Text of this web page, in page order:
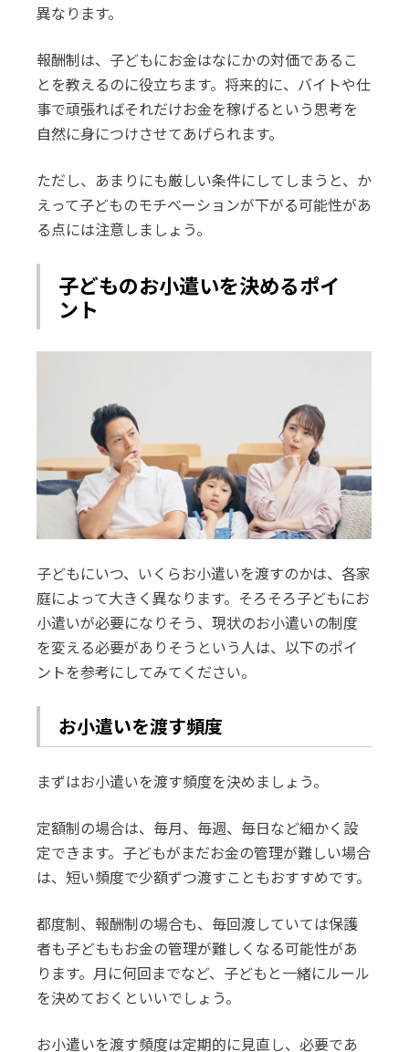
異なります。
報酬制は、子どもにお金はなにかの対価であるこ
とを教えるのに役立ちます。将来的に、バイトや仕
事で頑張ればそれだけお金を稼げるという思考を
自然に身につけさせてあげられます。
ただし、あまりにも厳しい条件にしてしまうと、か
えって子どものモチベーションが下がる可能性があ
る点には注意しましょう。
子どものお小遣いを決めるポイ
ント
子どもにいつ、いくらお小遣いを渡すのかは、各家
庭によって大きく異なります。そろそろ子どもにお
小遣いが必要になりそう、現状のお小遣いの制度
を変える必要がありそうという人は、以下のポイ
ントを参考にしてみてください。
お小遣いを渡す頻度
まずはお小遣いを渡す頻度を決めましょう。
定額制の場合は、毎月、毎週、毎日など細かく設
定できます。子どもがまだお金の管理が難しい場合
は、短い頻度で少額ずつ渡すこともおすすめです。
都度制、報酬制の場合も、毎回渡していては保護
者も子どももお金の管理が難しくなる可能性があ
ります。月に何回までなど、子どもと一緒にルール
を決めておくといいでしょう。
お小遣いを渡す頻度は定期的に見直し、必要であ